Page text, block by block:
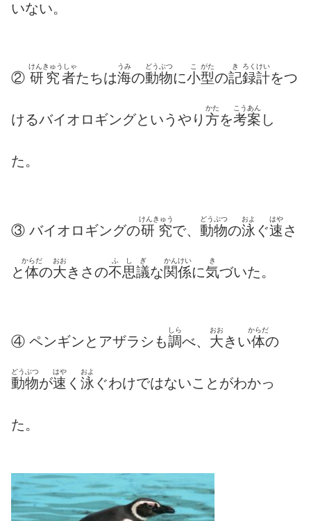
いない。
② 研究者
けんきゅうしゃ
たちは海
うみ
の動物
どうぶつ
に小
こ
型
がた
の記
き
録計
ろくけい
をつ
けるバイオロギングというやり 方
かた
を考案
こうあん
し
た。
③ バイオロギングの研究
けんきゅう
で、 動物
どうぶつ
の泳
およ
ぐ速
はや
さ
と体
からだ
の大
おお
きさの不
ふ
思
し
議
ぎ
な関係
かんけい
に気
き
づいた。
④ ペンギンとアザラシも調
しら
べ、 大
おお
きい体
からだ
の
動物
どうぶつ
が速
はや
く 泳
およ
ぐわけではないことがわかっ
た。